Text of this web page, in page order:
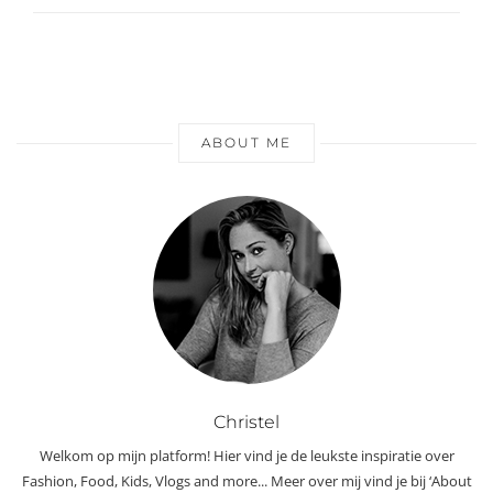
ABOUT ME
Christel
Welkom op mijn platform! Hier vind je de leukste inspiratie over
Fashion, Food, Kids, Vlogs and more... Meer over mij vind je bij ‘About